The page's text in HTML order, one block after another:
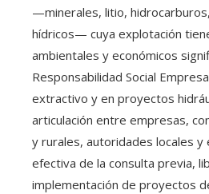
—minerales, litio,
hídricos— cuya explotación
ambientales y económicos
Responsabilidad Social
extractivo y en proyectos
articulación entre empresas,
y rurales, autoridades locales y
efectiva de la consulta previa,
implementación de proyectos